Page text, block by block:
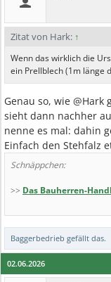
Zitat von Hark: ↑
Wenn das wirklich die
ein Prellblech (1m länge
Genau so, wie
sieht dann nachher
nenne es mal: dahin
Einfach den Stehfalz
Schnäppchen:
>> Das Bauherren-
Baggerbedrieb gefällt das.
02.06.2026